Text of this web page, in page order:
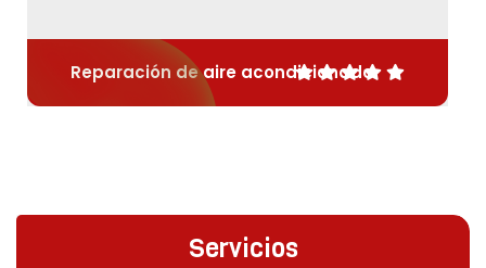
Reparación de aire acondicionado
Servicios